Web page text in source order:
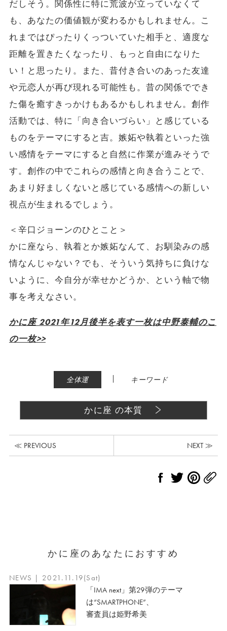
だしそう。関係性に特に荒波が立っていなくて
も、あなたの価値観が変わるかもしれません。こ
れまではぴったりくっついていた相手と、適度な
距離を置きたくなったり、もっと自由になりた
い！と思ったり。また、昔付き合いのあった友達
や元恋人が再び現れる可能性も。昔の関係ででき
た傷を癒すきっかけもあるかもしれません。創作
活動では、特に「向き合いづらい」と感じている
ものをテーマにすると吉。嫉妬や執着といった強
い感情をテーマにすると自然に作業が進みそうで
す。創作の中でこれらの感情と向き合うことで、
あまり好ましくないと感じている感情への新しい
視点が生まれるでしょう。
＜辛口ジョーンのひとこと＞
かに座なら、執着とか嫉妬なんて、お馴染みの感
情なんじゃない？でも、そういう気持ちに負けな
いように、今自分が幸せかどうか、という軸で物
事を考えなさい。
かに座 2021年12月後半を表す一枚は中野泰輔のこ
の一枚>>
全体運 | キーワード
かに座 の本質
≪ PREVIOUS NEXT ≫
かに座のあなたにおすすめ
NEWS | 2021.11.19(Sat)
「IMA next」第29弾のテーマ
は“SMARTPHONE”、
審査員は姫野希美